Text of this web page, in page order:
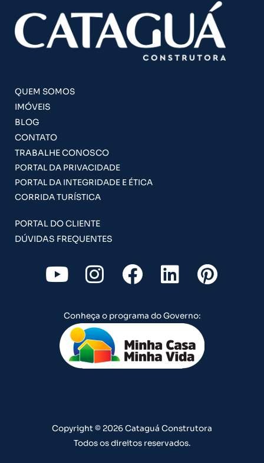
QUEM SOMOS
IMÓVEIS
BLOG
CONTATO
TRABALHE CONOSCO
PORTAL DA PRIVACIDADE
PORTAL DA INTEGRIDADE E ÉTICA
CORRIDA TURÍSTICA
PORTAL DO CLIENTE
DÚVIDAS FREQUENTES
Y
o
u
t
u
b
I
n
s
t
a
g
m
F
a
c
e
b
o
L
i
n
k
e
d
P
i
t
Conheça o programa do Governo:
Copyright © 2026 Cataguá Construtora
Todos os direitos reservados.